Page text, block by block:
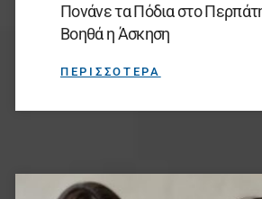
Πονάνε τα Πόδια στο
Βοηθά η Άσκηση
ΠΕΡΙΣΣΟΤΕΡΑ